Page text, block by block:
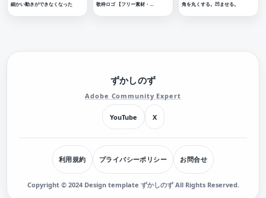
細かい動きができなくなった 歌枠ロゴ 【フリー素材・サムネ素材】 角を丸くする。凹ませる。
ずかしのず
Adobe Community Expert
YouTube X
利用規約 プライバシーポリシー お問合せ
Copyright © 2024 Design template ずかしのず All Rights Reserved.